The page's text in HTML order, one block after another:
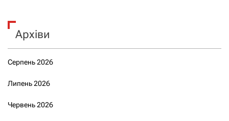
Архіви
Серпень 2026
Липень 2026
Червень 2026